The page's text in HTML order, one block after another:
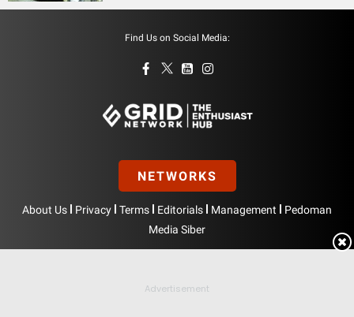
Find Us on Social Media:
NETWORKS
About Us Privacy Terms Editorials Management
Pedoman
Media Siber